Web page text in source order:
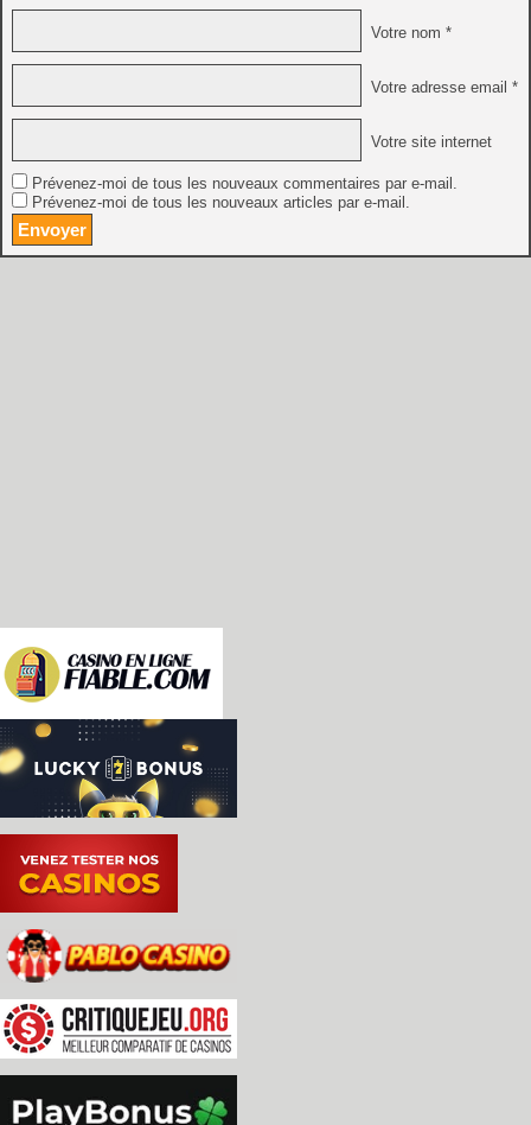
Votre nom *
Votre adresse email *
Votre site internet
Prévenez-moi de tous les nouveaux commentaires par e-mail.
Prévenez-moi de tous les nouveaux articles par e-mail.